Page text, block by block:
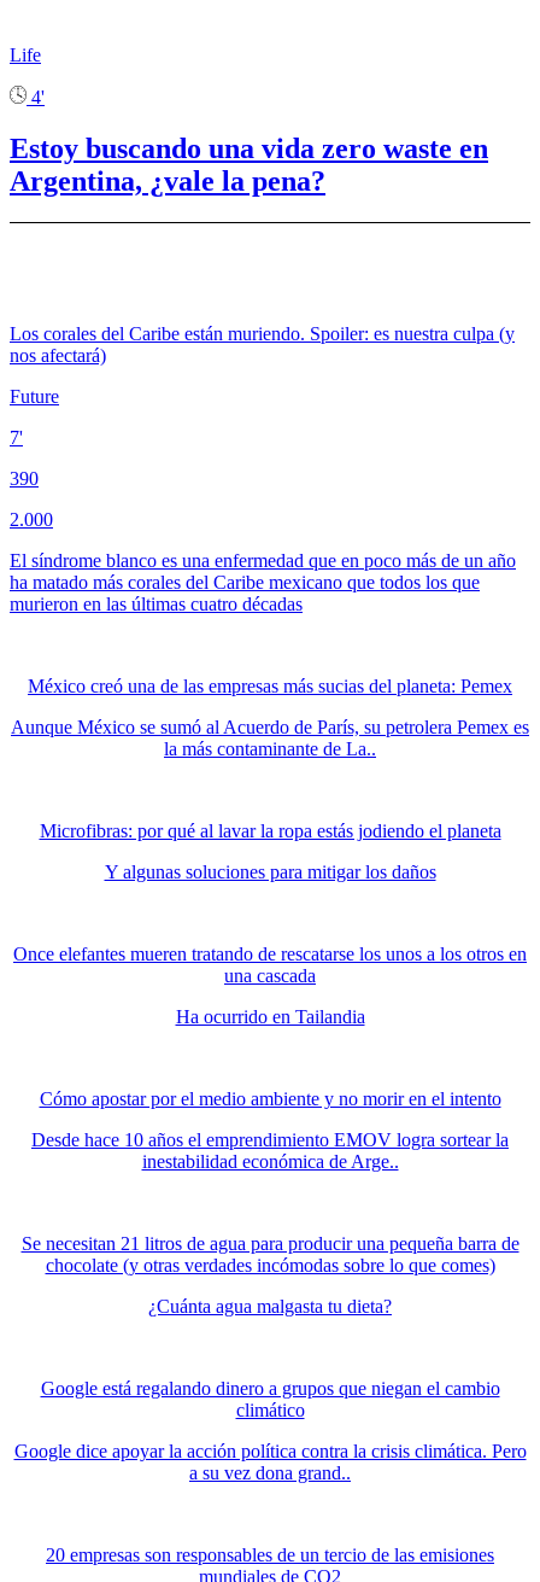
Life
4'
Estoy buscando una vida zero waste en
Argentina, ¿vale la pena?
Los corales del Caribe están muriendo. Spoiler: es nuestra culpa (y
nos afectará)
Future
7'
390
2.000
El síndrome blanco es una enfermedad que en poco más de un año
ha matado más corales del Caribe mexicano que todos los que
murieron en las últimas cuatro décadas
México creó una de las empresas más sucias del planeta: Pemex
Aunque México se sumó al Acuerdo de París, su petrolera Pemex es
la más contaminante de La..
Microfibras: por qué al lavar la ropa estás jodiendo el planeta
Y algunas soluciones para mitigar los daños
Once elefantes mueren tratando de rescatarse los unos a los otros en
una cascada
Ha ocurrido en Tailandia
Cómo apostar por el medio ambiente y no morir en el intento
Desde hace 10 años el emprendimiento EMOV logra sortear la
inestabilidad económica de Arge..
Se necesitan 21 litros de agua para producir una pequeña barra de
chocolate (y otras verdades incómodas sobre lo que comes)
¿Cuánta agua malgasta tu dieta?
Google está regalando dinero a grupos que niegan el cambio
climático
Google dice apoyar la acción política contra la crisis climática. Pero
a su vez dona grand..
20 empresas son responsables de un tercio de las emisiones
mundiales de CO2